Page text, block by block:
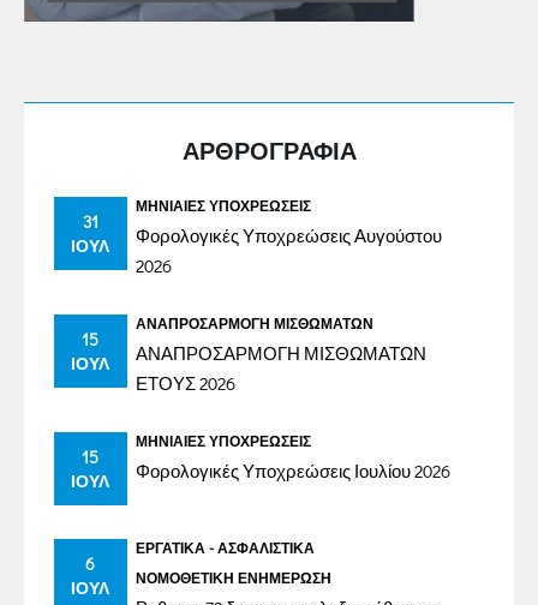
ΑΡΘΡΟΓΡΑΦΙΑ
31
ΙΟΎΛ
ΜΗΝΙΑΊΕΣ ΥΠΟΧΡΕΏΣΕΙΣ
Φορολογικές Υποχρεώσεις Αυγούστου
2026
15
ΙΟΎΛ
ΑΝΑΠΡΟΣΑΡΜΟΓΉ ΜΙΣΘΩΜΆΤΩΝ
ΑΝΑΠΡΟΣΑΡΜΟΓΗ ΜΙΣΘΩΜΑΤΩΝ
ΕΤΟΥΣ 2026
15
ΙΟΎΛ
ΜΗΝΙΑΊΕΣ ΥΠΟΧΡΕΏΣΕΙΣ
Φορολογικές Υποχρεώσεις Ιουλίου 2026
6
ΙΟΎΛ
ΕΡΓΑΤΙΚΆ - ΑΣΦΑΛΙΣΤΙΚΆ
ΝΟΜΟΘΕΤΙΚΉ ΕΝΗΜΈΡΩΣΗ